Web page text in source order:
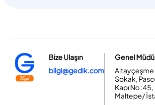
Bize Ulaşın
bilgi@gedik.com
Genel
Altayçeşme
Sokak,
Kapı No
Maltepe/